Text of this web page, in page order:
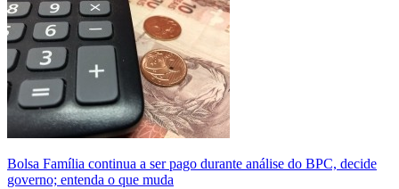
Bolsa Família continua a ser pago durante análise do BPC, decide
governo; entenda o que muda